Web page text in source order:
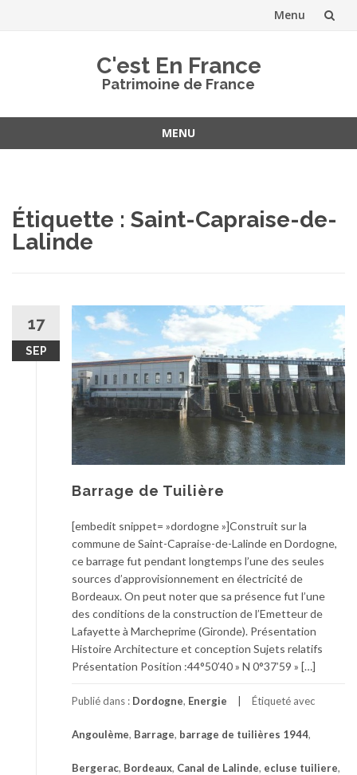
Menu
C'est En France
Patrimoine de France
MENU
Étiquette : Saint-Capraise-de-
Lalinde
17
SEP
Barrage de Tuilière
[embedit snippet= »dordogne »]Construit sur la
commune de Saint-Capraise-de-Lalinde en Dordogne,
ce barrage fut pendant longtemps l’une des seules
sources d’approvisionnement en électricité de
Bordeaux. On peut noter que sa présence fut l’une
des conditions de la construction de l’Emetteur de
Lafayette à Marcheprime (Gironde). Présentation
Histoire Architecture et conception Sujets relatifs
Présentation Position :44°50’40 » N 0°37’59 » […]
Publié dans : Dordogne, Energie Étiqueté avec
Angoulème, Barrage, barrage de tuilières 1944,
Bergerac, Bordeaux, Canal de Lalinde, ecluse tuiliere,